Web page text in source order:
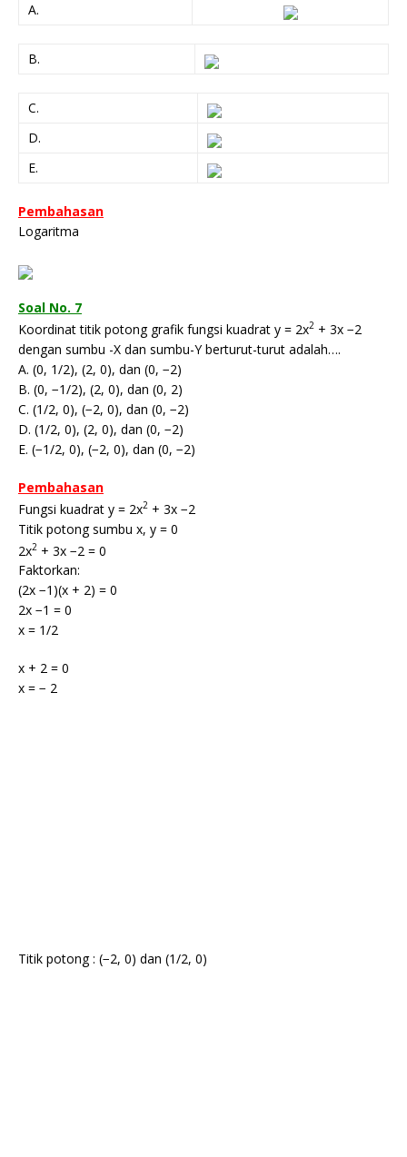
A.
B.
C.
D.
E.
Pembahasan
Logaritma
Soal No. 7
Koordinat titik potong grafik fungsi kuadrat y = 2x2 + 3x −2
dengan sumbu -X dan sumbu-Y berturut-turut adalah….
A. (0, 1/2), (2, 0), dan (0, −2)
B. (0, −1/2), (2, 0), dan (0, 2)
C. (1/2, 0), (−2, 0), dan (0, −2)
D. (1/2, 0), (2, 0), dan (0, −2)
E. (−1/2, 0), (−2, 0), dan (0, −2)
Pembahasan
Fungsi kuadrat y = 2x2 + 3x −2
Titik potong sumbu x, y = 0
2x2 + 3x −2 = 0
Faktorkan:
(2x −1)(x + 2) = 0
2x −1 = 0
x = 1/2
x + 2 = 0
x = − 2
Titik potong : (−2, 0) dan (1/2, 0)